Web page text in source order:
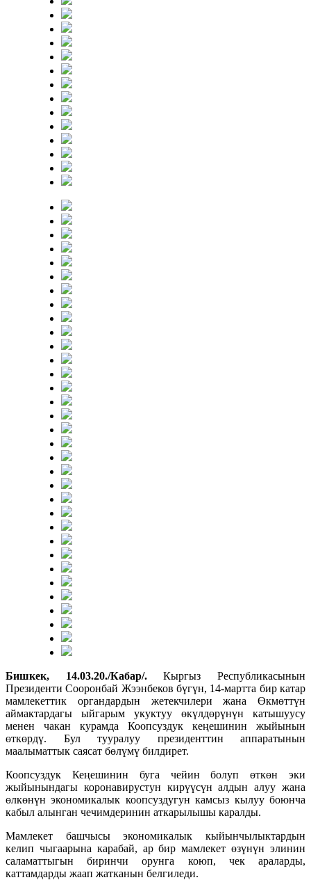
Бишкек, 14.03.20./Кабар/.Кыргыз Республикасынын
Президенти Сооронбай Жээнбеков бүгүн, 14-мартта бир катар
мамлекеттик органдардын жетекчилери жана Өкмөттүн
аймактардагы ыйгарым укуктуу өкүлдөрүнүн катышуусу
менен чакан курамда Коопсуздук кеңешинин жыйынын
өткөрдү. Бул тууралуу президенттин аппаратынын
маалыматтык саясат бөлүмү билдирет.
Коопсуздук Кеңешинин буга чейин болуп өткөн эки
жыйынындагы коронавирустун кирүүсүн алдын алуу жана
өлкөнүн экономикалык коопсуздугун камсыз кылуу боюнча
кабыл алынган чечимдеринин аткарылышы каралды.
Мамлекет башчысы экономикалык кыйынчылыктардын
келип чыгаарына карабай, ар бир мамлекет өзүнүн элинин
саламаттыгын биринчи орунга коюп, чек араларды,
каттамдарды жаап жатканын белгиледи.